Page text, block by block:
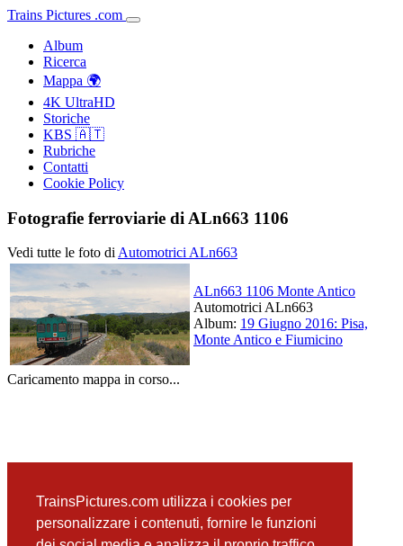
TrainsPictures.com utilizza i cookies per
personalizzare i contenuti, fornire le funzioni
Trains Pictures .com
Album
Ricerca
Mappa 🌍
4K UltraHD
Storiche
KBS 🇦🇹
Rubriche
Contatti
Cookie Policy
Fotografie ferroviarie di ALn663 1106
Vedi tutte le foto diAutomotrici ALn663
ALn663 1106 Monte Antico
Automotrici ALn663
Album: 19 Giugno 2016: Pisa,
Monte Antico e Fiumicino
Caricamento mappa in corso...